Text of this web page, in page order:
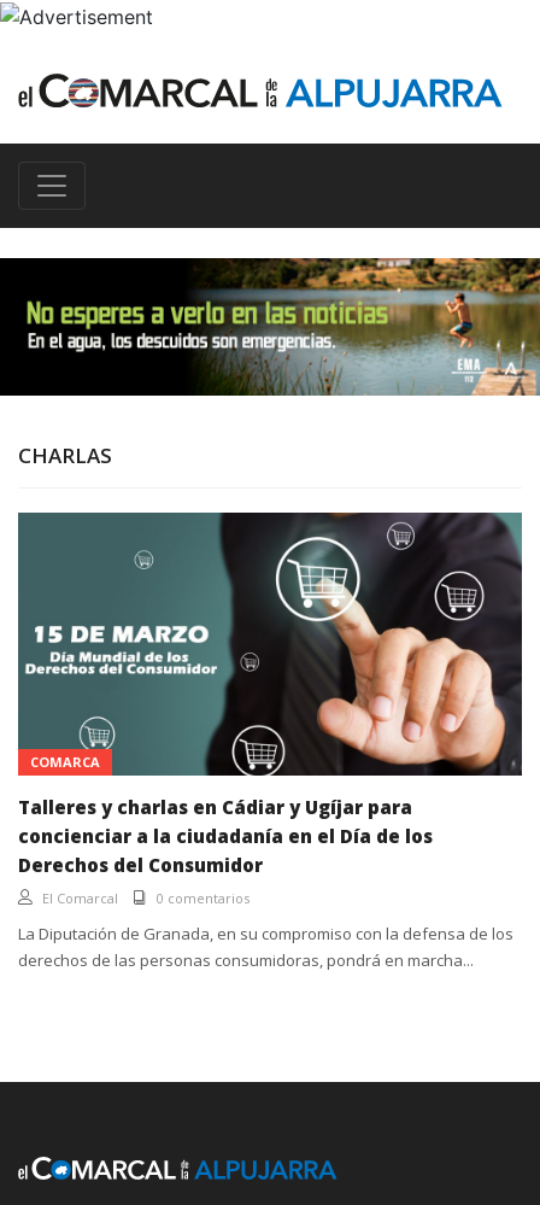
CHARLAS
COMARCA
Talleres y charlas en Cádiar y Ugíjar para
concienciar a la ciudadanía en el Día de los
Derechos del Consumidor
El Comarcal 0 comentarios
La Diputación de Granada, en su compromiso con la defensa de los
derechos de las personas consumidoras, pondrá en marcha...